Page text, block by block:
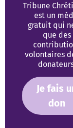
Tribune
est un
gratuit qui
que des
volontaires
Je fais
don